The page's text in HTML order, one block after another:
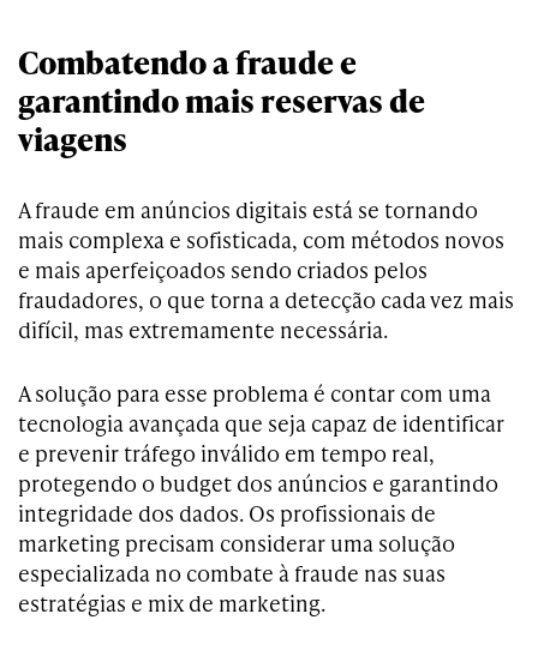
Combatendo a fraude e
garantindo mais reservas de
viagens
A fraude em anúncios digitais está se tornando
mais complexa e sofisticada, com métodos novos
e mais aperfeiçoados sendo criados pelos
fraudadores, o que torna a detecção cada vez mais
difícil, mas extremamente necessária.
A solução para esse problema é contar com uma
tecnologia avançada que seja capaz de identificar
e prevenir tráfego inválido em tempo real,
protegendo o budget dos anúncios e garantindo
integridade dos dados. Os profissionais de
marketing precisam considerar uma solução
especializada no combate à fraude nas suas
estratégias e mix de marketing.